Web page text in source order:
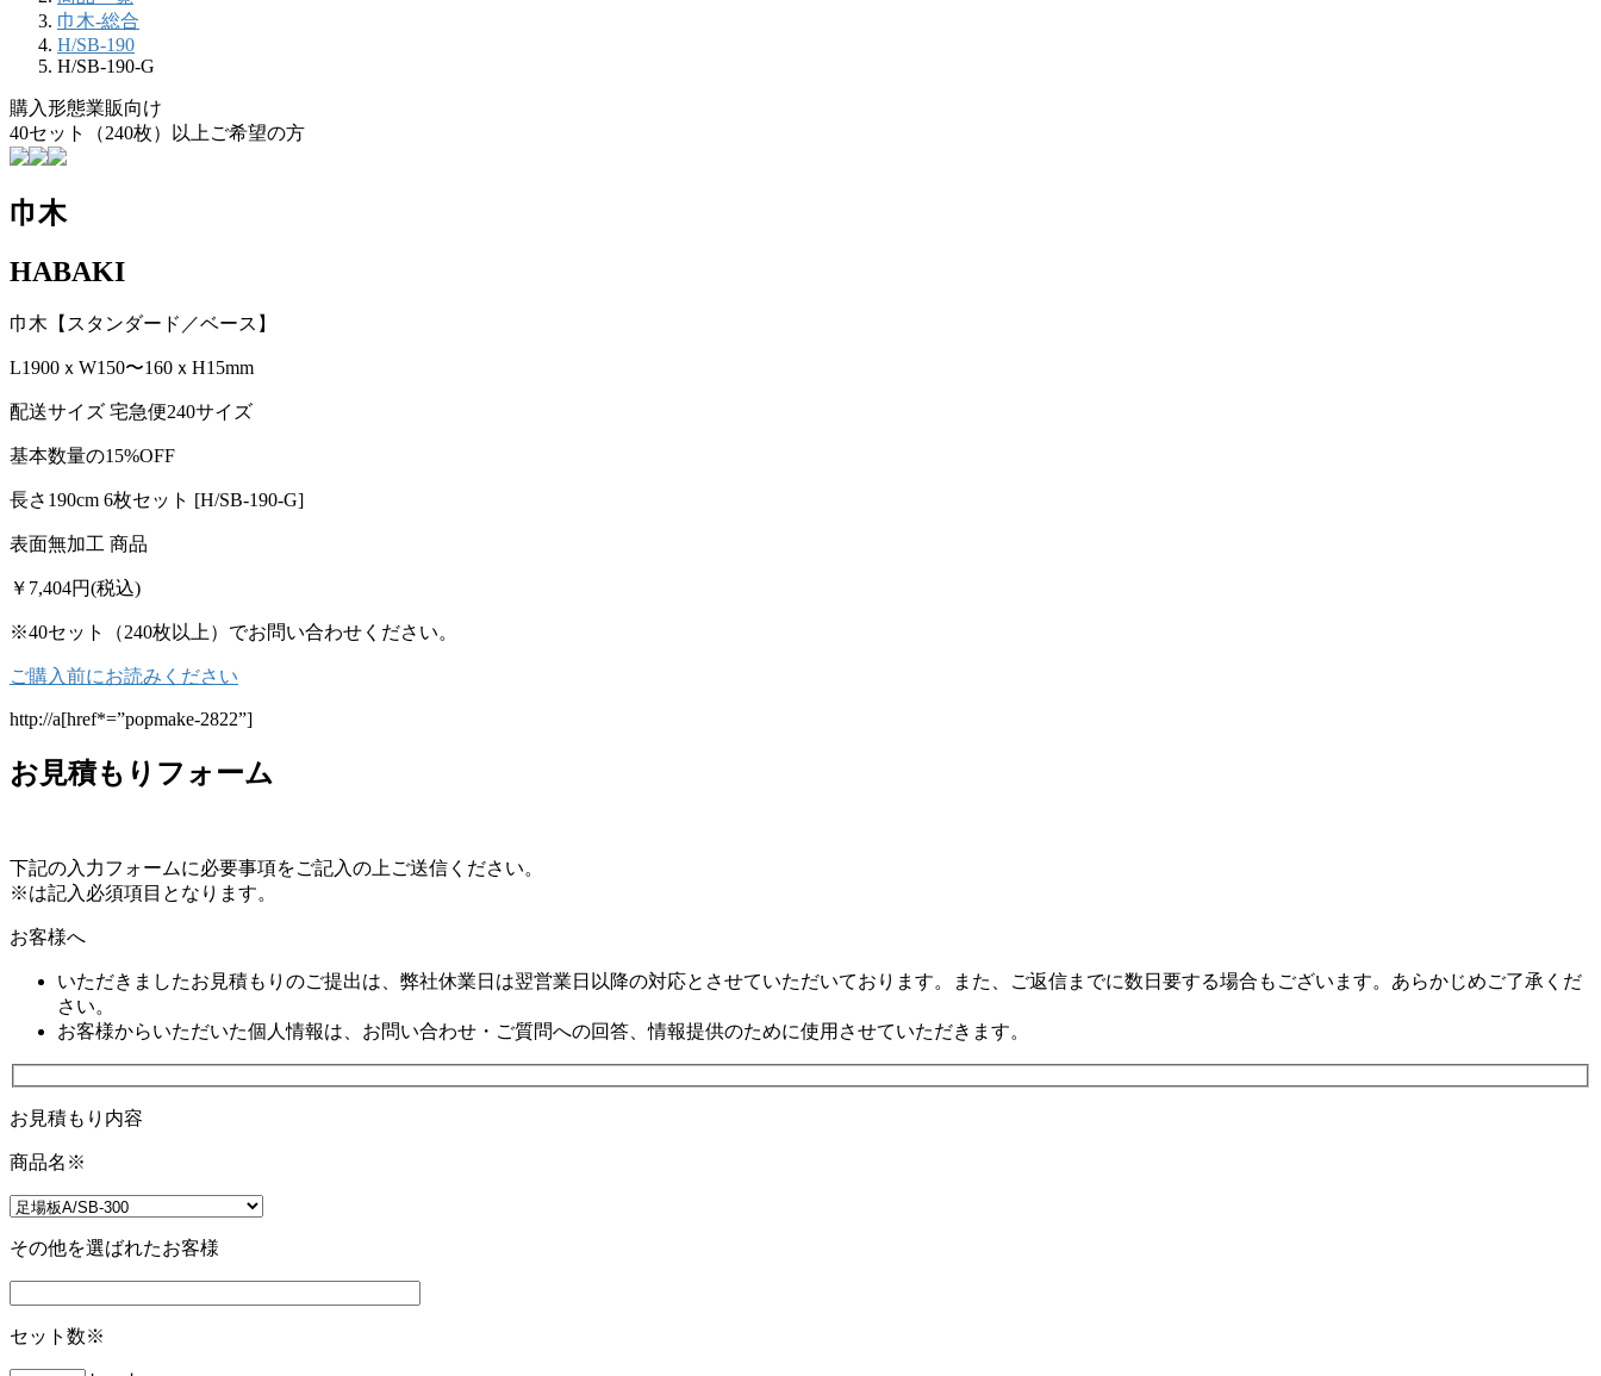
巾木-総合
H/SB-190
H/SB-190-G
購入形態業販向け
40セット（240枚）以上ご希望の方
巾木
HABAKI
巾木【スタンダード／ベース】
L1900ｘW150〜160ｘH15mm
配送サイズ 宅急便240サイズ
基本数量の15%OFF
長さ190cm 6枚セット [H/SB-190-G]
表面無加工 商品
￥7,404円(税込)
※40セット（240枚以上）でお問い合わせください。
ご購入前にお読みください
http://a[href*=”popmake-2822”]
お見積もりフォーム
下記の入力フォームに必要事項をご記入の上ご送信ください。
※は記入必須項目となります。
お客様へ
いただきましたお見積もりのご提出は、弊社休業日は翌営業日以降の対応とさせていただいております。また、ご返信までに数日要する場合もございます。あらかじめご了承くだ
さい。
お客様からいただいた個人情報は、お問い合わせ・ご質問への回答、情報提供のために使用させていただきます。
お見積もり内容
商品名 ※
その他を選ばれたお客様
セット数※